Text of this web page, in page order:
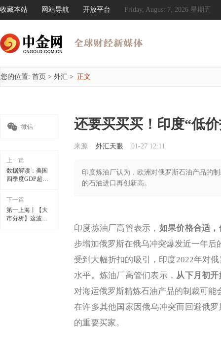
收藏本站 网站导航 开放平台 Friday, August 7, 2026 星期五
您的位置: 首页 > 外汇 > 正文
 微信
上一篇
数据解读：美国
四季度GDP超预
能是“最后一
份”好数据？ 吴小
辣 1
下一篇
第一上海丨【大
市分析】这波上
还要买买买！印度“低
来源 外汇天眼 01-27 12:11
印度炼油厂认为，欧洲对俄罗斯石油产品的
的石油进口再创新高。
印度炼油厂高管表示， 如果价格合适
步增加俄罗斯在俄乌冲突爆发近一年后
受到大幅折扣的吸引，印度2022年对
水平。炼油厂高管们表示， 从下月初
对海运俄罗斯精炼石油产品的制裁可
在许多其他国家因俄乌冲突而回避俄
的重要买家。